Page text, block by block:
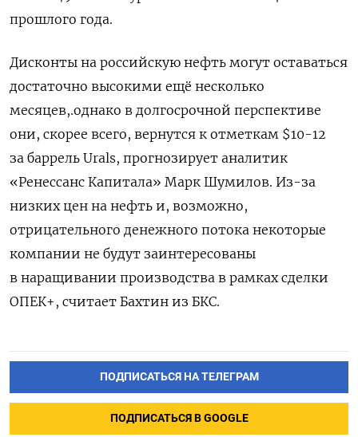
прошлого года.
Дисконты на российскую нефть могут оставаться
достаточно высокими ещё несколько
месяцев,.однако в долгосрочной перспективе
они, скорее всего, вернутся к отметкам $10-12
за баррель Urals, прогнозирует аналитик
«Ренессанс Капитала» Марк Шумилов. Из-за
низких цен на нефть и, возможно,
отрицательного денежного потока некоторые
компании не будут заинтересованы
в наращивании производства в рамках сделки
ОПЕК+, считает Бахтин из БКС.
ПОДПИСАТЬСЯ НА ТЕЛЕГРАМ
ПОДПИСАТЬСЯ В GOOGLE